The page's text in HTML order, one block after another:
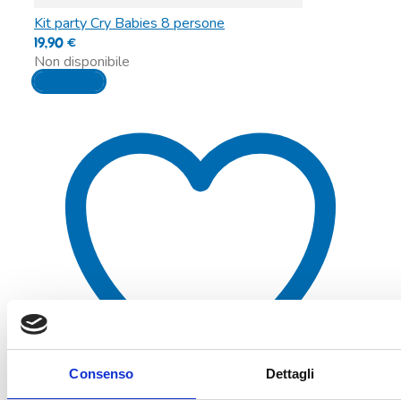
Consenso Dettagli
Kit party Cry Babies 8 persone
19,90€
Non disponibile
Leggi tutto